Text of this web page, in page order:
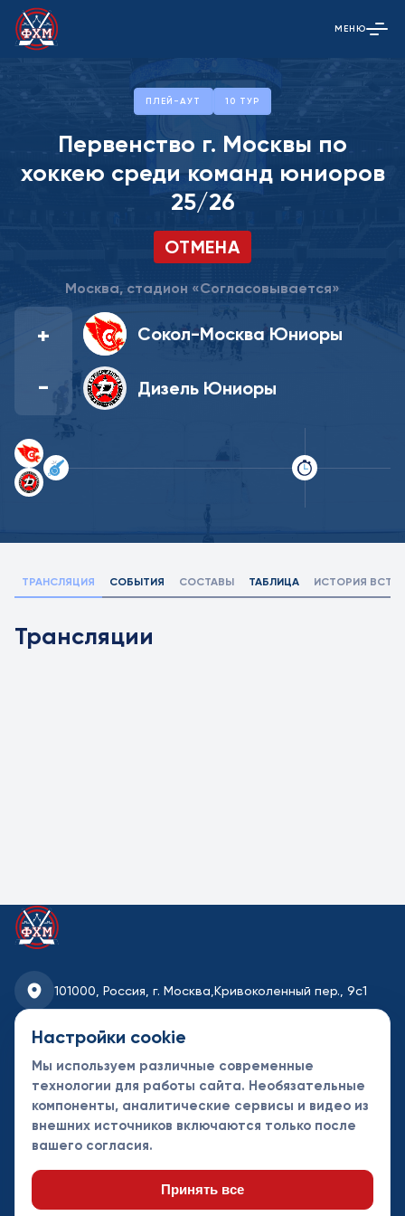
Открыть
МЕНЮ
ПЛЕЙ-АУТ 10 ТУР
Первенство г. Москвы по
хоккею среди команд юниоров
25/26
ОТМЕНА
Москва, стадион «Согласовывается»
Сокол-Москва Юниоры
+
-
Дизель Юниоры
ТРАНСЛЯЦИЯ СОБЫТИЯ СОСТАВЫ ТАБЛИЦА ИСТОРИЯ
Трансляции
Трансляция
браузера. Нажмите кнопку, чтобы
Показать видео
Открыть источник
101000, Россия, г. Москва, Кривоколенный пер., 9с1
fhmoscow@mail.ru
8-495-621-35-95
Новости
Турниры
Контакты
партнеры
Настройки cookie
Мы используем различные современные
технологии для работы сайта. Необязательные
компоненты, аналитические сервисы и видео из
внешних источников включаются только после
вашего согласия.
Принять все